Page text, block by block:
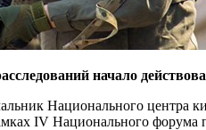
начало
Национального центра
IV Национального форума